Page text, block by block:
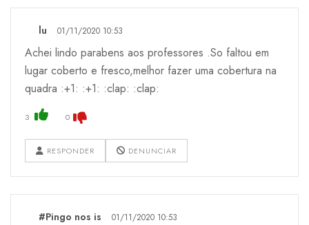
lu 01/11/2020 10:53
Achei lindo parabens aos professores .So faltou em
lugar coberto e fresco,melhor fazer uma cobertura na
quadra :+1: :+1: :clap: :clap:
3 0
RESPONDER DENUNCIAR
#Pingo nos is 01/11/2020 10:53